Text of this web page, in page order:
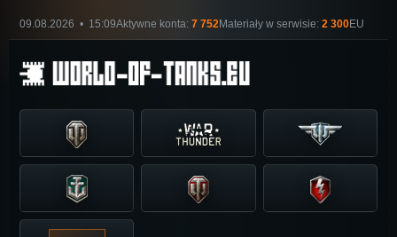
09.08.2026 • 15:09Aktywne konta: 7 752Materiały w serwisie: 2 300EU